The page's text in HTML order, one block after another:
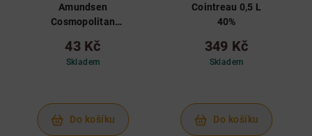
Amundsen
Cosmopolitan
43 Kč
Skladem
Do košíku
Cointreau 0,5 L
40%
349 Kč
Skladem
Do košíku